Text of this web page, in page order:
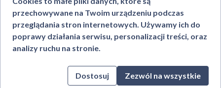
przechowywane na Twoim urządzeniu podczas
przeglądania stron internetowych. Używamy ich do
poprawy działania serwisu, personalizacji treści, oraz
analizy ruchu na stronie.
Dostosuj Zezwól na wszystkie